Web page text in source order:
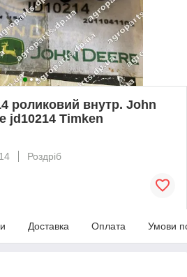
роликовий внутр. John
jd10214 Timken
Роздріб
Доставка Оплата Умови